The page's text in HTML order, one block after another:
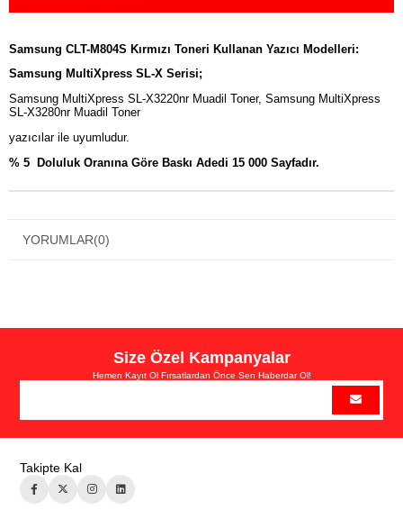
Samsung CLT-M804S Kırmızı Toneri Kullanan Yazıcı Modelleri:
Samsung MultiXpress SL-X Serisi;
Samsung MultiXpress SL-X3220nr Muadil Toner, Samsung MultiXpress
SL-X3280nr Muadil Toner
yazıcılar ile uyumludur.
% 5 Doluluk Oranına Göre Baskı Adedi 15 000 Sayfadır.
YORUMLAR(0)
Size Özel Kampanyalar
Hemen Kayıt Ol Fırsatlardan Önce Sen Haberdar Ol!
Takipte Kal